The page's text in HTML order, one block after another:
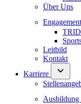
Über Uns
Engagement
Leitbild
Kontakt
Karriere